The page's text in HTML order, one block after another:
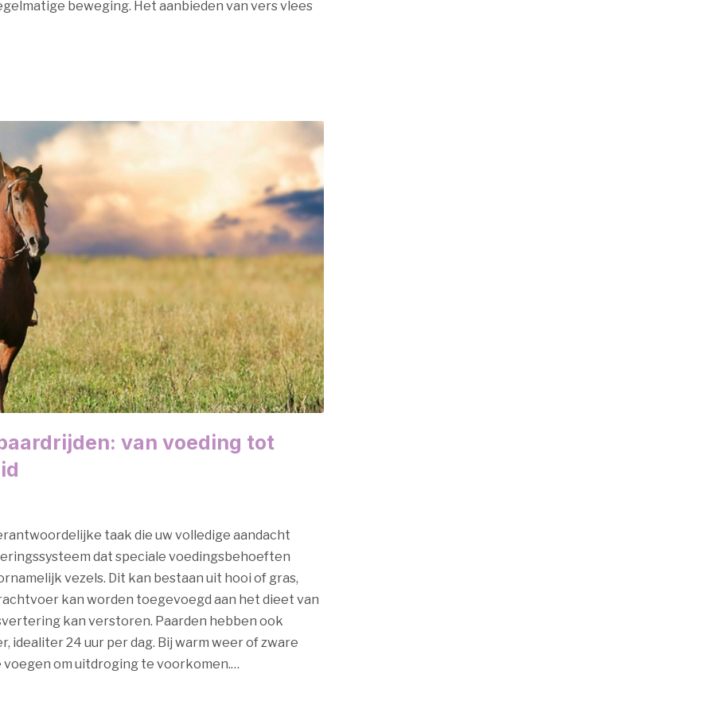
beweging. Het aanbieden van vers vlees
van voeding tot
taak die uw volledige aandacht
dat speciale voedingsbehoeften
vezels. Dit kan bestaan uit hooi of gras,
kan worden toegevoegd aan het dieet van
kan verstoren. Paarden hebben ook
idealiter 24 uur per dag. Bij warm weer of zware
om uitdroging te voorkomen.…